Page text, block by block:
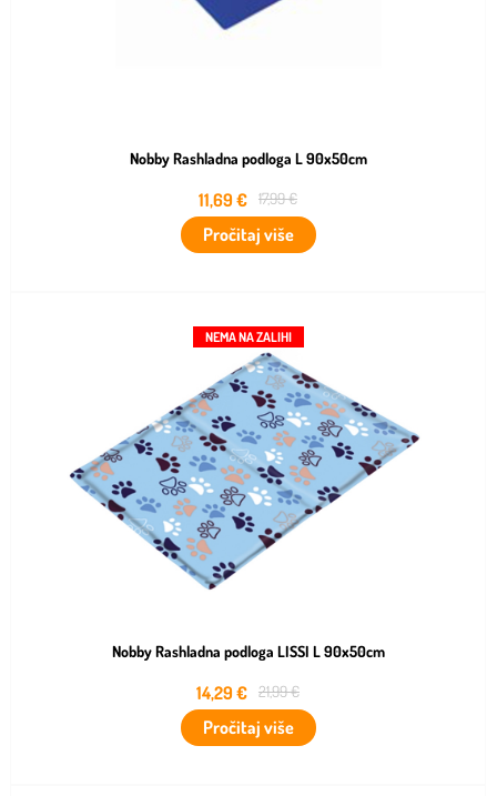
Nobby Rashladna podloga L 90x50cm
17,99€
11,69€
Pročitaj više
NEMA NA ZALIHI
Nobby Rashladna podloga LISSI L 90x50cm
21,99€
14,29€
Pročitaj više